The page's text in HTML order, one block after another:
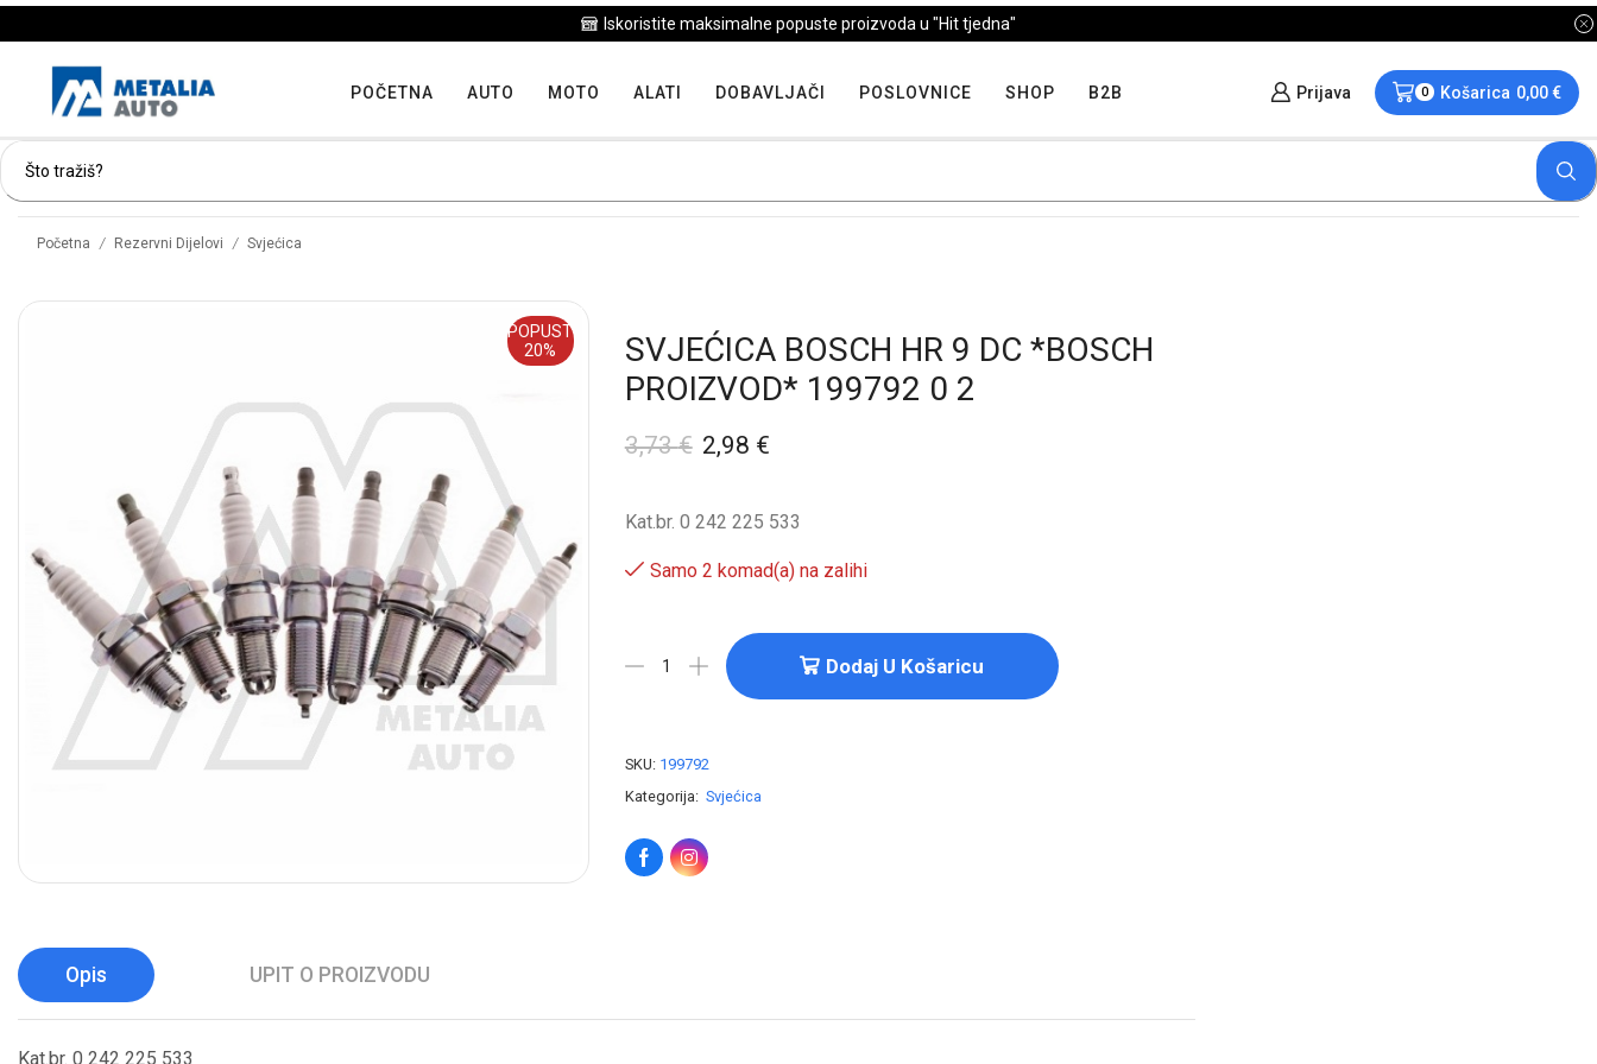
Iskoristite maksimalne popuste proizvoda u "Hit tjedna"
POČETNA AUTO MOTO ALATI DOBAVLJAČI POSLOVNICE SHOP B2B Prijava 0 Košarica 0,00€
Početna / Rezervni Dijelovi / Svjećica
POPUST
20%
SVJEĆICA BOSCH HR 9 DC *BOSCH
PROIZVOD* 199792 0 2
3,73€ 2,98 €
Kat.br. 0 242 225 533
Samo 2 komad(a) na zalihi
Dodaj U Košaricu
SKU: 199792
Kategorija: Svjećica
Opis UPIT O PROIZVODU
Kat.br. 0 242 225 533